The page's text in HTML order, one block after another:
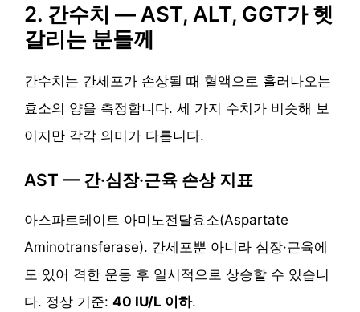
2. 간수치 — AST, ALT, GGT가 헷
갈리는 분들께
간수치는 간세포가 손상될 때 혈액으로 흘러나오는
효소의 양을 측정합니다. 세 가지 수치가 비슷해 보
이지만 각각 의미가 다릅니다.
AST — 간·심장·근육 손상 지표
아스파르테이트 아미노전달효소(Aspartate
Aminotransferase). 간세포뿐 아니라 심장·근육에
도 있어 격한 운동 후 일시적으로 상승할 수 있습니
다. 정상 기준: 40 IU/L 이하.